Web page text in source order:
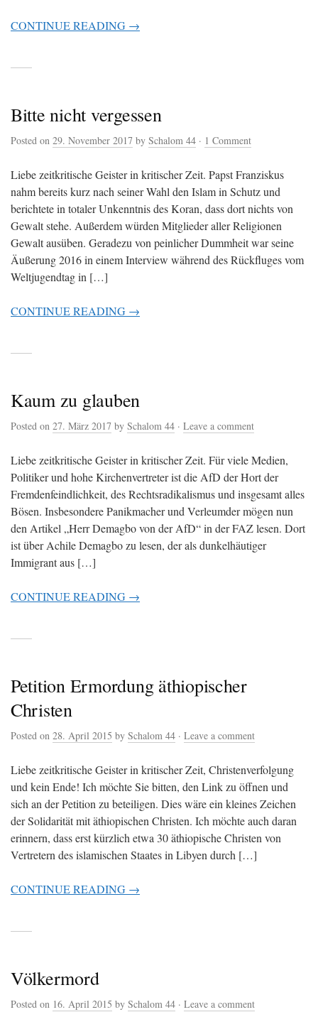
CONTINUE READING →
Bitte nicht vergessen
Posted on 29. November 2017 by Schalom 44 · 1 Comment
Liebe zeitkritische Geister in kritischer Zeit. Papst Franziskus
nahm bereits kurz nach seiner Wahl den Islam in Schutz und
berichtete in totaler Unkenntnis des Koran, dass dort nichts von
Gewalt stehe. Außerdem würden Mitglieder aller Religionen
Gewalt ausüben. Geradezu von peinlicher Dummheit war seine
Äußerung 2016 in einem Interview während des Rückfluges vom
Weltjugendtag in […]
CONTINUE READING →
Kaum zu glauben
Posted on 27. März 2017 by Schalom 44 · Leave a comment
Liebe zeitkritische Geister in kritischer Zeit. Für viele Medien,
Politiker und hohe Kirchenvertreter ist die AfD der Hort der
Fremdenfeindlichkeit, des Rechtsradikalismus und insgesamt alles
Bösen. Insbesondere Panikmacher und Verleumder mögen nun
den Artikel „Herr Demagbo von der AfD“ in der FAZ lesen. Dort
ist über Achile Demagbo zu lesen, der als dunkelhäutiger
Immigrant aus […]
CONTINUE READING →
Petition Ermordung äthiopischer
Christen
Posted on 28. April 2015 by Schalom 44 · Leave a comment
Liebe zeitkritische Geister in kritischer Zeit, Christenverfolgung
und kein Ende! Ich möchte Sie bitten, den Link zu öffnen und
sich an der Petition zu beteiligen. Dies wäre ein kleines Zeichen
der Solidarität mit äthiopischen Christen. Ich möchte auch daran
erinnern, dass erst kürzlich etwa 30 äthiopische Christen von
Vertretern des islamischen Staates in Libyen durch […]
CONTINUE READING →
Völkermord
Posted on 16. April 2015 by Schalom 44 · Leave a comment